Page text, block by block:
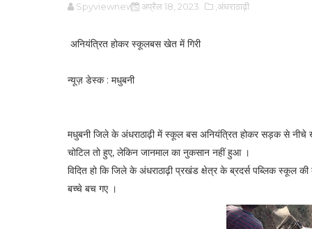
Spyviewnews अप्रैल 18, 2023 ,अंधराठाढ़ी
अनियंत्रित होकर स्कूलबस खेत में गिरी
न्यूज़ डेस्क : मधुबनी
मधुबनी जिले के अंधराठाढ़ी में स्कूल बस अनियंत्रित होकर सड़क से नीचे
चोटिल तो हुए, लेकिन जानमाल का नुकसान नहीं हुआ ।
विदित हो कि जिले के अंधराठाढ़ी प्रखंड क्षेत्र के ब्रदर्स पब्लिक स्कूल
बच्चे बच गए ।